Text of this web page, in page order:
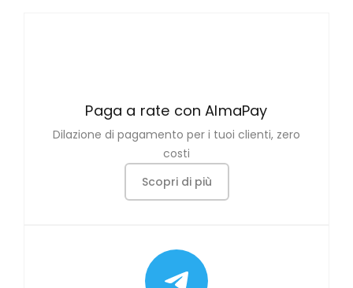
Paga a rate con AlmaPay
Dilazione di pagamento per i tuoi clienti, zero
costi
Scopri di più